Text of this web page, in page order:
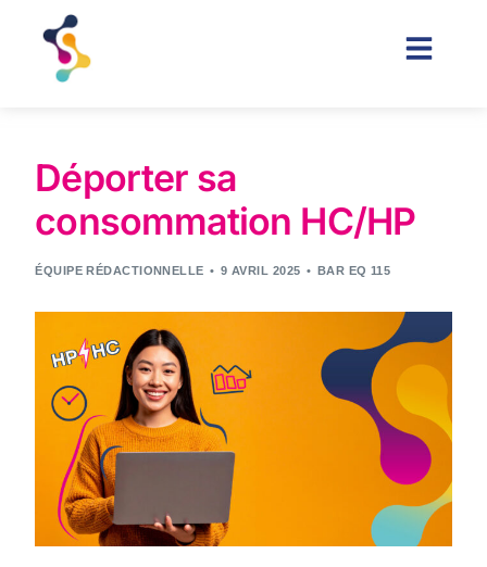
Déporter sa
consommation HC/HP
ÉQUIPE RÉDACTIONNELLE 9 AVRIL 2025 BAR EQ 115